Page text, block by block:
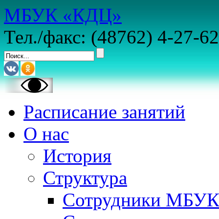
МБУК «КДЦ»
Тел./факс: (48762) 4-27-62
Расписание занятий
О нас
История
Структура
Сотрудники